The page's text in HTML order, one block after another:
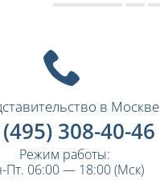
в Москве
308-40-46
Режим работы:
Пт. 06:00 — 18:00 (Мск)